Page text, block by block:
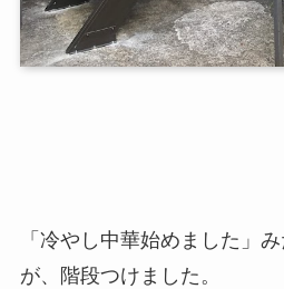
「冷やし中華始めました」
が、階段つけました。